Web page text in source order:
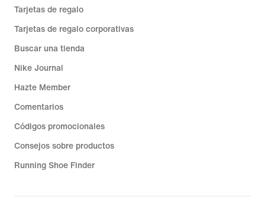
Tarjetas de regalo
Tarjetas de regalo corporativas
Buscar una tienda
Nike Journal
Hazte Member
Comentarios
Códigos promocionales
Consejos sobre productos
Running Shoe Finder